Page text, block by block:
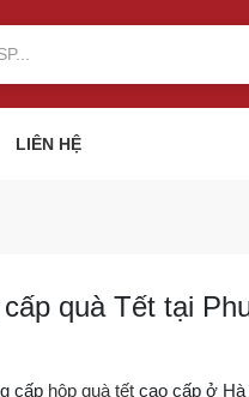
LIÊN HỆ
quà Tết tại
cấp hộp quà tếtcao cấp ở Hà